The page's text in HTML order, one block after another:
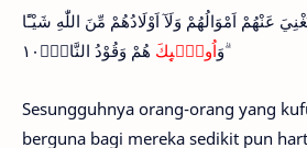
عَنْهُمْ اَمْوَالُهُمْ وَلَآ اَوْلَادُهُمْ مِّنَ اللّٰهِ شَيْـًٔا
ۗوَاُولٰۤىِٕكَ هُمْ وَقُوْدُ النَّارِۗ١٠
Sesungguhnya orang-orang yang
berguna bagi mereka sedikit pun